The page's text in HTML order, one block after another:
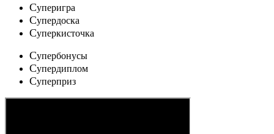
Cуперигра
Cупердоска
Cуперкисточка
Cупербонусы
Cупердиплом
Cуперприз